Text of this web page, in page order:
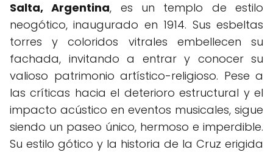
Salta, Argentina, es un templo de estilo
neogótico, inaugurado en 1914. Sus esbeltas
torres y coloridos vitrales embellecen su
fachada, invitando a entrar y conocer su
valioso patrimonio artístico-religioso. Pese a
las críticas hacia el deterioro estructural y el
impacto acústico en eventos musicales, sigue
siendo un paseo único, hermoso e imperdible.
Su estilo gótico y la historia de la Cruz erigida